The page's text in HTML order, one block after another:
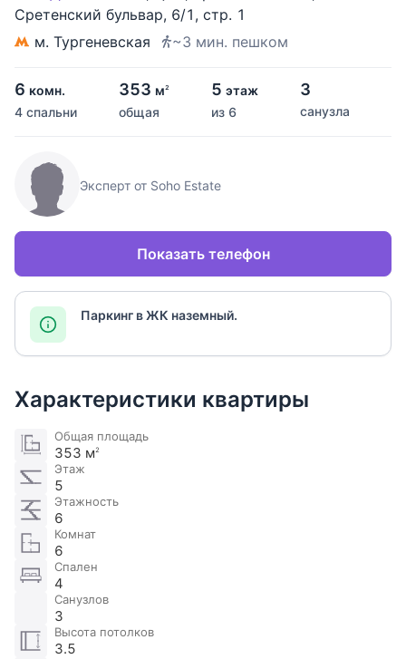
Сретенский бульвар, 6/1 , стр. 1
м. Тургеневская
~3 мин. пешком
6 комн.
4 спальни
353 м2
общая
5 этаж
из 6
3
санузла
Эксперт от Soho Estate
Показать телефон
Паркинг в ЖК наземный.
Характеристики квартиры
Общая площадь
353 м2
Этаж
5
Этажность
6
Комнат
6
Спален
4
Санузлов
3
Высота потолков
3.5